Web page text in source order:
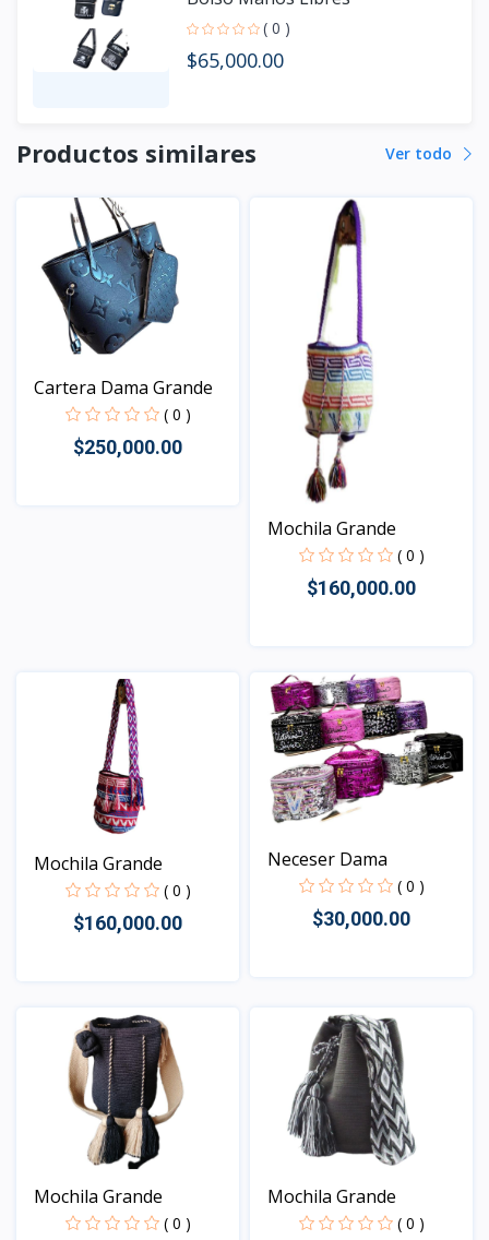
( 0 )
$65,000.00
Productos similares Ver todo
Cartera Dama Grande
( 0 )
$250,000.00
Mochila Grande
( 0 )
$160,000.00
Vista
Mochila Grande
( 0 )
$160,000.00
Neceser Dama
( 0 )
$30,000.00
Mochila Grande
( 0 )
Mochila Grande
( 0 )